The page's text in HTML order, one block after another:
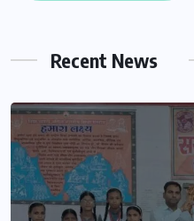
Recent News